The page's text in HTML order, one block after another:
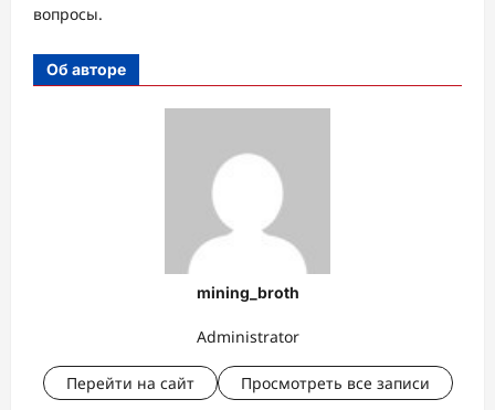
вопросы.
Об авторе
mining_broth
Administrator
Перейти на сайт Просмотреть все записи